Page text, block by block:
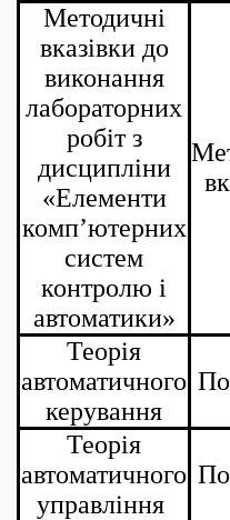
Методичні
вказівки до
виконання
лабораторних
робіт з
дисципліни
«Елементи
комп’ютерних
систем
контролю і
автоматики»
Теорія
автоматичного
керування
Теорія
автоматичного
управління